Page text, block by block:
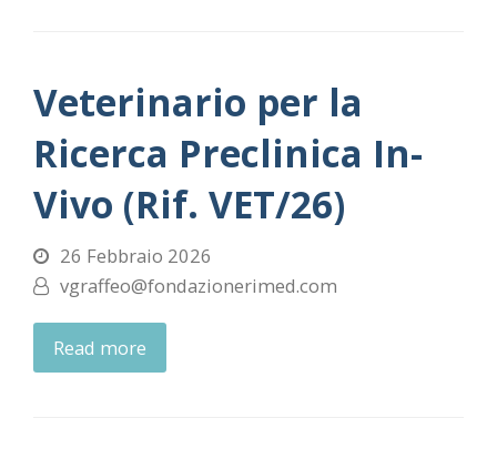
Veterinario per la
Ricerca Preclinica In-
Vivo (Rif. VET/26)
26 Febbraio 2026
vgraffeo@fondazionerimed.com
Read more